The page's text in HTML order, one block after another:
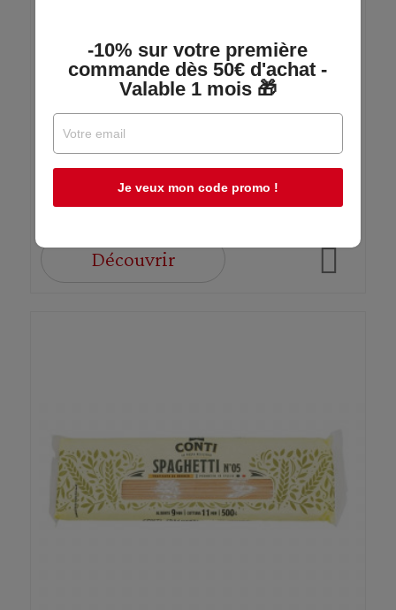
Gnocchi N°54 - Paquet 500g
CONTI
3,89 €
Découvrir
-10% sur votre première
commande dès 50€ d'achat -
Valable 1 mois 🎁
Je veux mon code promo !